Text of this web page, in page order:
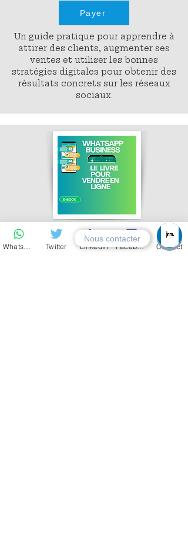
Payer
Un guide pratique pour apprendre à
attirer des clients, augmenter ses
ventes et utiliser les bonnes
stratégies digitales pour obtenir des
résultats concrets sur les réseaux
sociaux.
2500 fcfa
Twitter LinkedIn Facebook Contact
Nous contacter